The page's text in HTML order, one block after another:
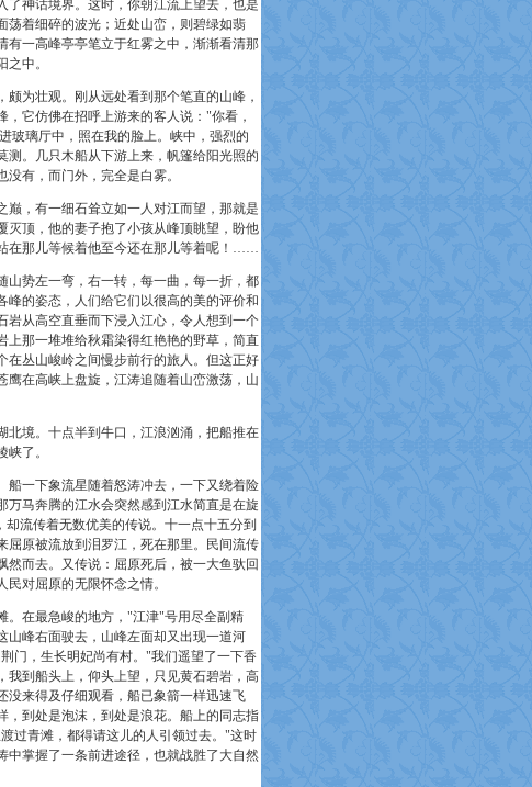
神话境界。这时，你朝江流上望去，也是
荡着细碎的波光；近处山峦，则碧绿如翡
有一高峰亭亭笔立于红雾之中，渐渐看清那
中。
为壮观。刚从远处看到那个笔直的山峰，
，它仿佛在招呼上游来的客人说："你看，
玻璃厅中，照在我的脸上。峡中，强烈的
测。几只木船从下游上来，帆篷给阳光照的
有，而门外，完全是白雾。
，有一细石耸立如一人对江而望，那就是
灭顶，他的妻子抱了小孩从峰顶眺望，盼他
在那儿等候着他至今还在那儿等着呢！……
势左一弯，右一转，每一曲，每一折，都
的姿态，人们给它们以很高的美的评价和
岩从高空直垂而下浸入江心，令人想到一个
上那一堆堆给秋霜染得红艳艳的野草，简直
在丛山峻岭之间慢步前行的旅人。但这正好
在高峡上盘旋，江涛追随着山峦激荡，山
境。十点半到牛口，江浪汹涌，把船推在
了。
一下象流星随着怒涛冲去，一下又绕着险
马奔腾的江水会突然感到江水简直是在旋
流传着无数优美的传说。十一点十五分到
屈原被流放到泪罗江，死在那里。民间流传
而去。又传说：屈原死后，被一大鱼驮回
对屈原的无限怀念之情。
在最急峻的地方，"江津"号用尽全副精
山峰右面驶去，山峰左面却又出现一道河
门，生长明妃尚有村。"我们遥望了一下香
我到船头上，仰头上望，只见黄石碧岩，高
没来得及仔细观看，船已象箭一样迅速飞
，到处是泡沫，到处是浪花。船上的同志指
过青滩，都得请这儿的人引领过去。"这时
中掌握了一条前进途径，也就战胜了大自然